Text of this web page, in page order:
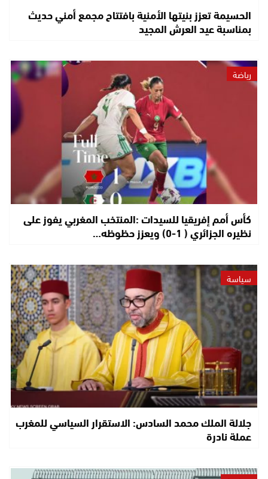
الحسيمة تعزز بنيتها الأمنية بافتتاح مجمع أمني حديث
بمناسبة عيد العرش المجيد
رياضة
كأس أمم إفريقيا للسيدات :المنتخب المغربي يفوز على
نظيره الجزائري ( 1-0) ويعزز حظوظه…
سياسة
جلالة الملك محمد السادس: الاستقرار السياسي للمغرب
عملة نادرة